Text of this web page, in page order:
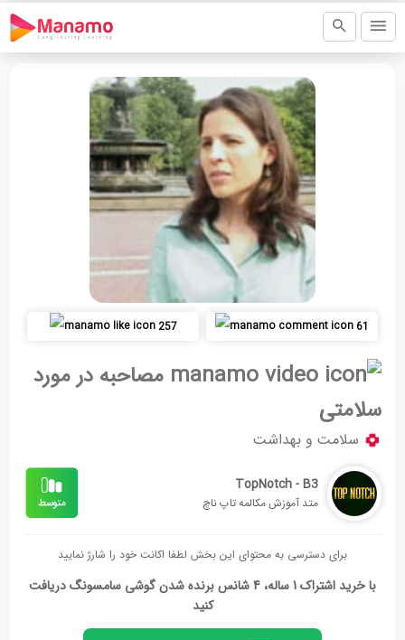
257 61
مصاحبه در مورد
سلامتی
سلامت و بهداشت
TopNotch - B3
متد آموزش مکالمه تاپ ناچ
برای دسترسی به محتوای این بخش لطفا اکانت خود را شارژ نمایید
با خرید اشتراک 1 ساله، 4 شانس برنده شدن گوشی سامسونگ دریافت
کنید